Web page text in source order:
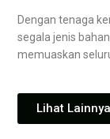
Dengan tenaga
segala jenis
memuaskan
Lihat Lainnya